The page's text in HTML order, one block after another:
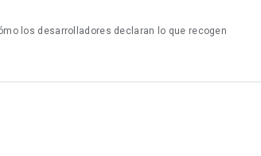
los desarrolladores declaran lo que recogen